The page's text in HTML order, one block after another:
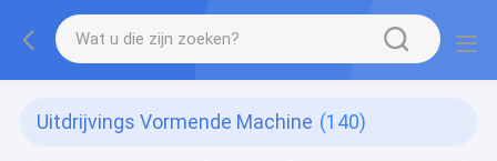
Uitdrijvings Vormende Machine (140)